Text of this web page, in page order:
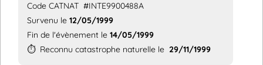
Code CATNAT #INTE9900488A
Survenu le 12/05/1999
Fin de l'évènement le 14/05/1999
⏱️ Reconnu catastrophe naturelle le 29/11/1999